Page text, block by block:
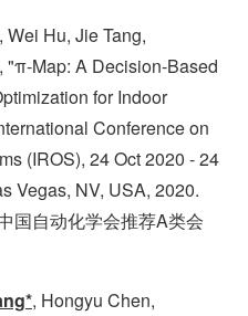
Wei Hu, Jie Tang,
Map: A Decision-Based
for Indoor
Conference on
(IROS), 24 Oct 2020 - 24
Vegas, NV, USA, 2020.
国自动化学会推荐A类会
, Hongyu Chen,